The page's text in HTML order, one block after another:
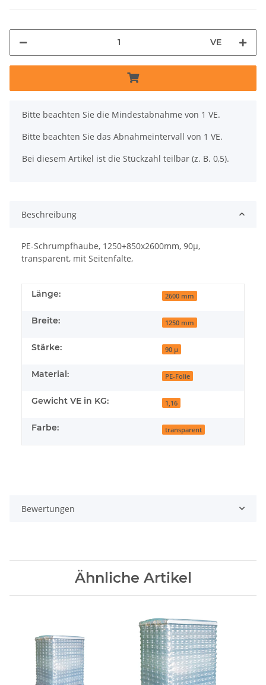
VE
x
Bitte beachten Sie die Mindestabnahme von 1 VE.
Bitte beachten Sie das Abnahmeintervall von 1 VE.
Bei diesem Artikel ist die Stückzahl teilbar (z. B. 0,5).
Beschreibung
PE-Schrumpfhaube, 1250+850x2600mm, 90µ,
transparent, mit Seitenfalte,
Länge: 2600 mm
Breite: 1250 mm
Stärke: 90 µ
Material: PE-Folie
Gewicht VE in KG: 1,16
Farbe: transparent
Bewertungen
Ähnliche Artikel